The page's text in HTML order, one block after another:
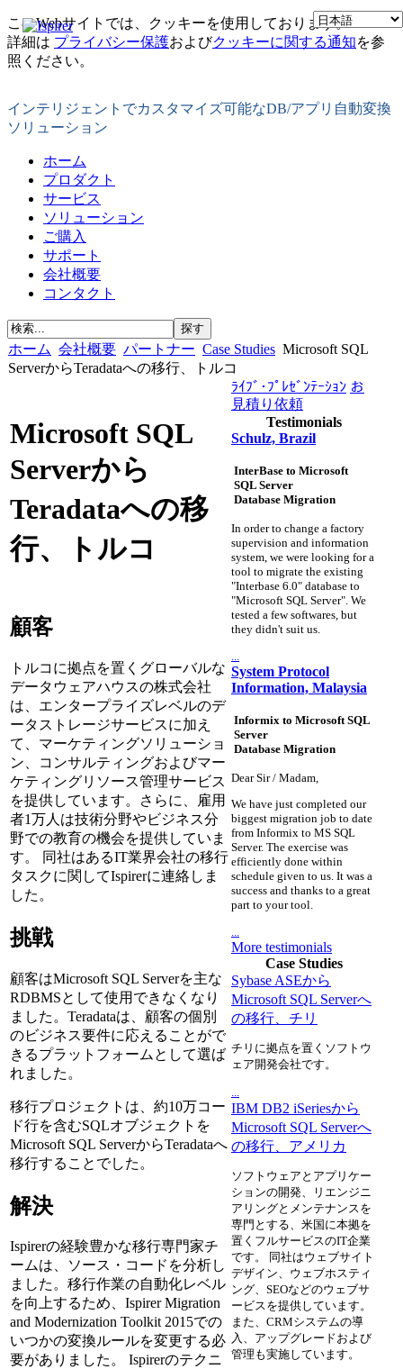
このWebサイトでは、クッキーを使用しております。
詳細は プライバシー保護およびクッキーに関する通知を参
照ください。
インテリジェントでカスタマイズ可能なDB/アプリ自動変換
ソリューション
ホーム
プロダクト
サービス
ソリューション
ご購入
サポート
会社概要
コンタクト
ホーム 会社概要 パートナー Case Studies Microsoft SQL
ServerからTeradataへの移行、トルコ
Microsoft SQL
Serverから
Teradataへの移
行、トルコ
顧客
トルコに拠点を置くグローバルな
データウェアハウスの株式会社
は、エンタープライズレベルのデ
ータストレージサービスに加え
て、マーケティングソリューショ
ン、コンサルティングおよびマー
ケティングリソース管理サービス
を提供しています。さらに、雇用
者1万人は技術分野やビジネス分
野での教育の機会を提供していま
す。 同社はあるIT業界会社の移行
タスクに関してIspirerに連絡しま
した。
挑戦
顧客はMicrosoft SQL Serverを主な
RDBMSとして使用できなくなり
ました。Teradataは、顧客の個別
のビジネス要件に応えることがで
きるプラットフォームとして選ば
れました。
移行プロジェクトは、約10万コー
ド行を含むSQLオブジェクトを
Microsoft SQL ServerからTeradataへ
移行することでした。
解決
Ispirerの経験豊かな移行専門家チ
ームは、ソース・コードを分析し
ました。移行作業の自動化レベル
を向上するため、Ispirer Migration
and Modernization Toolkit 2015での
いつかの変換ルールを変更する必
要がありました。 Ispirerのテクニ
ﾗｲﾌﾞ･ﾌﾟﾚｾﾞﾝﾃｰｼｮﾝ お
見積り依頼
Testimonials
Schulz, Brazil
InterBase to Microsoft
SQL Server
Database Migration
In order to change a factory
supervision and information
system, we were looking for a
tool to migrate the existing
"Interbase 6.0" database to
"Microsoft SQL Server". We
tested a few softwares, but
they didn't suit us.
System Protocol
Information, Malaysia
Informix to Microsoft SQL
Server
Database Migration
Dear Sir / Madam,
We have just completed our
biggest migration job to date
from Informix to MS SQL
Server. The exercise was
efficiently done within
schedule given to us. It was a
success and thanks to a great
part to your tool.
More testimonials
Case Studies
Sybase ASEから
Microsoft SQL Serverへ
の移行、チリ
チリに拠点を置くソフトウ
ェア開発会社です。
IBM DB2 iSeriesから
Microsoft SQL Serverへ
の移行、アメリカ
ソフトウェアとアプリケー
ションの開発、リエンジニ
アリングとメンテナンスを
専門とする、米国に本拠を
置くフルサービスのIT企業
です。 同社はウェブサイト
デザイン、ウェブホスティ
ング、SEOなどのウェブサ
ービスを提供しています。
また、CRMシステムの導
入、アップグレードおよび
管理も実施しています。